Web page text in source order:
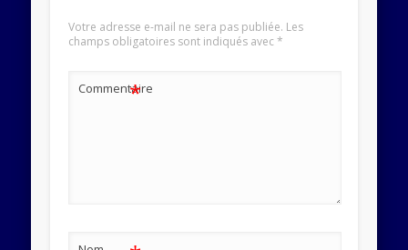
Votre adresse e-mail ne sera pas publiée. Les
champs obligatoires sont indiqués avec*
Commentaire
*